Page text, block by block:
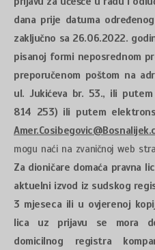
dana prije datuma
zaključno sa 26.06.2022.
pisanoj formi neposrednom
preporučenom poštom na
ul. Jukićeva br. 53., ili
814 253) ili putem
mogu naći na zvaničnoj web
Za dioničare domaća pravna
aktuelni izvod iz sudskog
3 mjeseca ili u ovjerenoj
lica uz prijavu se mora
domicilnog registra